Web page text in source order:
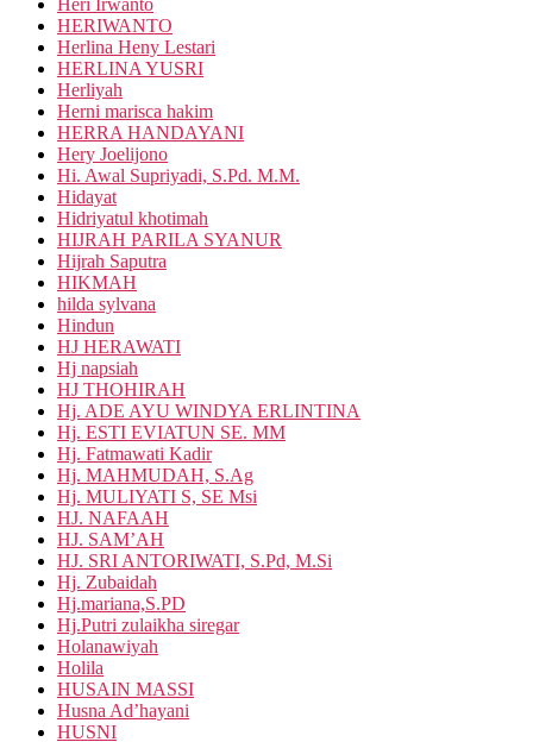
Heri Irwanto
HERIWANTO
Herlina Heny Lestari
HERLINA YUSRI
Herliyah
Herni marisca hakim
HERRA HANDAYANI
Hery Joelijono
Hi. Awal Supriyadi, S.Pd. M.M.
Hidayat
Hidriyatul khotimah
HIJRAH PARILA SYANUR
Hijrah Saputra
HIKMAH
hilda sylvana
Hindun
HJ HERAWATI
Hj napsiah
HJ THOHIRAH
Hj. ADE AYU WINDYA ERLINTINA
Hj. ESTI EVIATUN SE. MM
Hj. Fatmawati Kadir
Hj. MAHMUDAH, S.Ag
Hj. MULIYATI S, SE Msi
HJ. NAFAAH
HJ. SAM’AH
HJ. SRI ANTORIWATI, S.Pd, M.Si
Hj. Zubaidah
Hj.mariana,S.PD
Hj.Putri zulaikha siregar
Holanawiyah
Holila
HUSAIN MASSI
Husna Ad’hayani
HUSNI